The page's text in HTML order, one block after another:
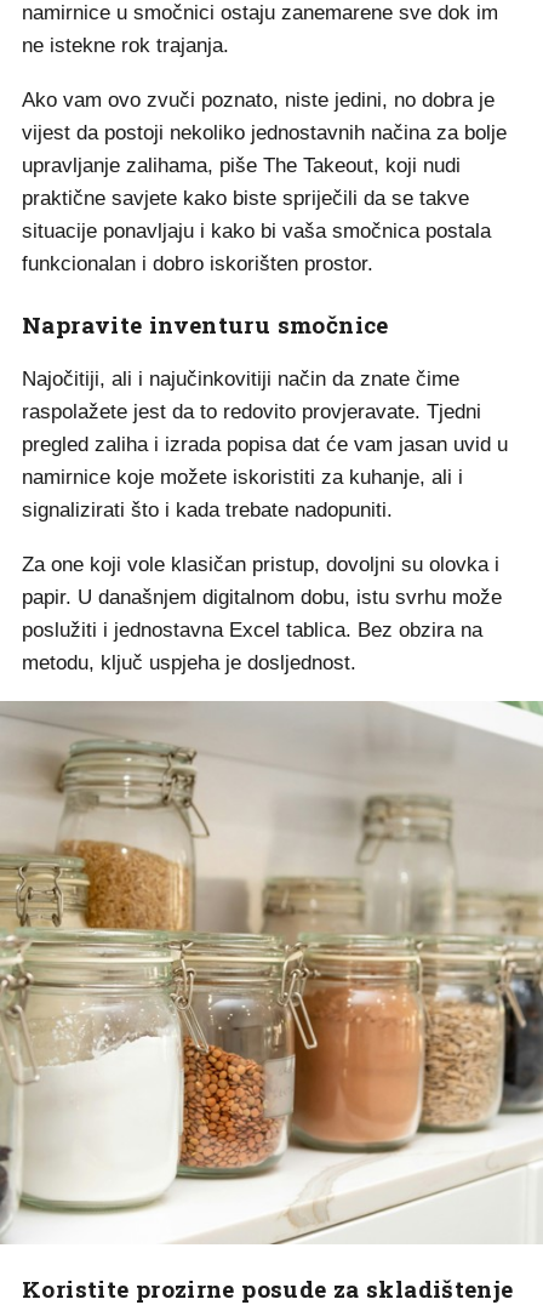
namirnice u smočnici ostaju zanemarene sve dok im
ne istekne rok trajanja.
Ako vam ovo zvuči poznato, niste jedini, no dobra je
vijest da postoji nekoliko jednostavnih načina za bolje
upravljanje zalihama, piše The Takeout, koji nudi
praktične savjete kako biste spriječili da se takve
situacije ponavljaju i kako bi vaša smočnica postala
funkcionalan i dobro iskorišten prostor.
Napravite inventuru smočnice
Najočitiji, ali i najučinkovitiji način da znate čime
raspolažete jest da to redovito provjeravate. Tjedni
pregled zaliha i izrada popisa dat će vam jasan uvid u
namirnice koje možete iskoristiti za kuhanje, ali i
signalizirati što i kada trebate nadopuniti.
Za one koji vole klasičan pristup, dovoljni su olovka i
papir. U današnjem digitalnom dobu, istu svrhu može
poslužiti i jednostavna Excel tablica. Bez obzira na
metodu, ključ uspjeha je dosljednost.
Koristite prozirne posude za skladištenje